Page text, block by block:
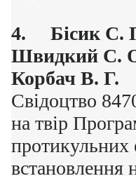
4. Бісик С.
Швидкий С.
Корбач В. Г.
Свідоцтво
на твір
протикульних
встановлення